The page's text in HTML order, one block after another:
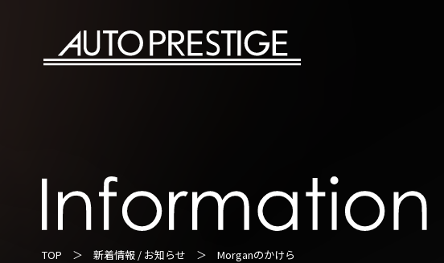
TOP ＞ 新着情報 / お知らせ ＞ Morganのかけら